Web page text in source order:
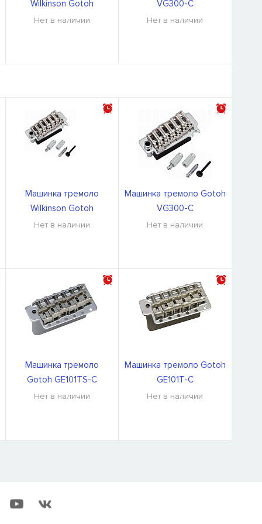
Wilkinson Gotoh
VS400V-C
Нет в наличии
VG300-C
Нет в наличии
Машинка тремоло
Wilkinson Gotoh
VS400V-C
Нет в наличии
Машинка тремоло Gotoh
VG300-C
Нет в наличии
Машинка тремоло
Gotoh GE101TS-C
Нет в наличии
Машинка тремоло Gotoh
GE101T-C
Нет в наличии